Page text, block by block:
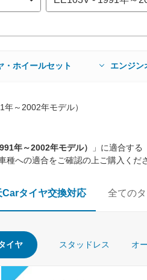
・ホイールセット エンジン
～2002年モデル）
年～2002年モデル） 」に適合する
への適合をご確認の上ご購入くだ
Carタイヤ交換対応 全ての
イヤ スタッドレス オ